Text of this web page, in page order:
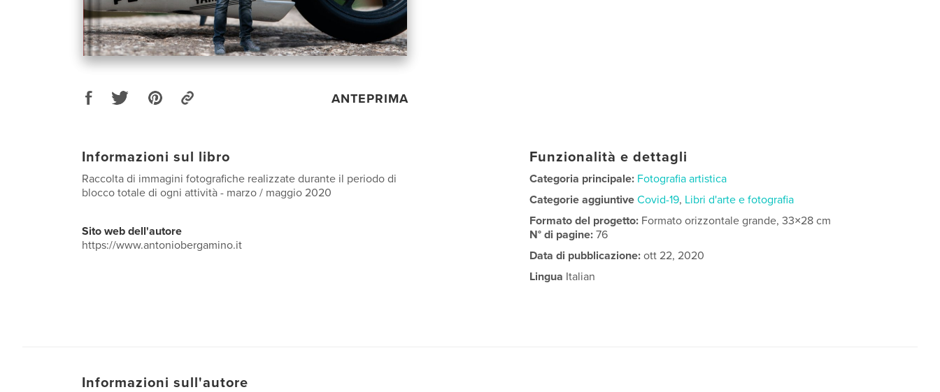
ANTEPRIMA
Informazioni sul libro
Raccolta di immagini fotografiche realizzate durante il periodo di
blocco totale di ogni attività - marzo / maggio 2020
Sito web dell'autore
https://www.antoniobergamino.it
Funzionalità e dettagli
Categoria principale: Fotografia artistica
Categorie aggiuntive Covid-19, Libri d'arte e fotografia
Formato del progetto: Formato orizzontale grande, 33×28 cm
N° di pagine:76
Data di pubblicazione: ott 22, 2020
Lingua Italian
Informazioni sull'autore